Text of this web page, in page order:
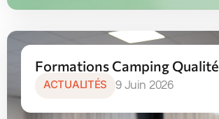
Formations Camping Qualité
ACTUALITÉS 9 Juin 2026